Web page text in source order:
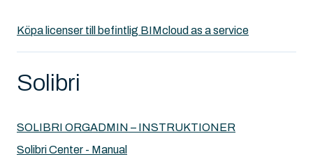
Köpa licenser till befintlig BIMcloud as a service
Solibri
SOLIBRI ORGADMIN – INSTRUKTIONER
Solibri Center - Manual